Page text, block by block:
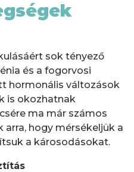
sok tényező
és a fogorvosi
hormonális változások
is okozhatnak
ma már számos
arra, hogy mérsékeljük a
a károsodásokat.